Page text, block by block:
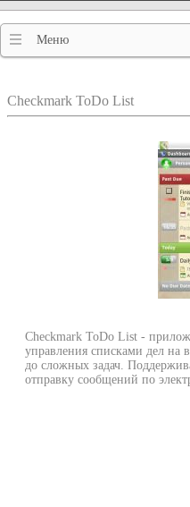
Меню
Checkmark ToDo List
Checkmark ToDo List -
управления списками дел на
до сложных задач.
отправку сообщений по